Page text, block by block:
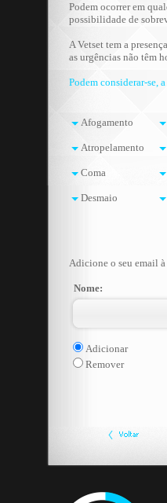
Podem ocorrer em
possibilidade de
A Vetset tem a
as urgências não têm
Podem considerar-se,
Afogamento
Atropelamento
Coma
Desmaio
Adicione o seu email à
Nome:
Adicionar
Remover